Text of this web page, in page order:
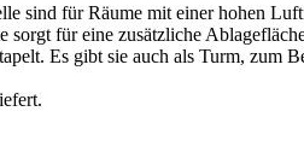
sind für Räume mit einer hohen
sorgt für eine zusätzliche
Es gibt sie auch als Turm, zum